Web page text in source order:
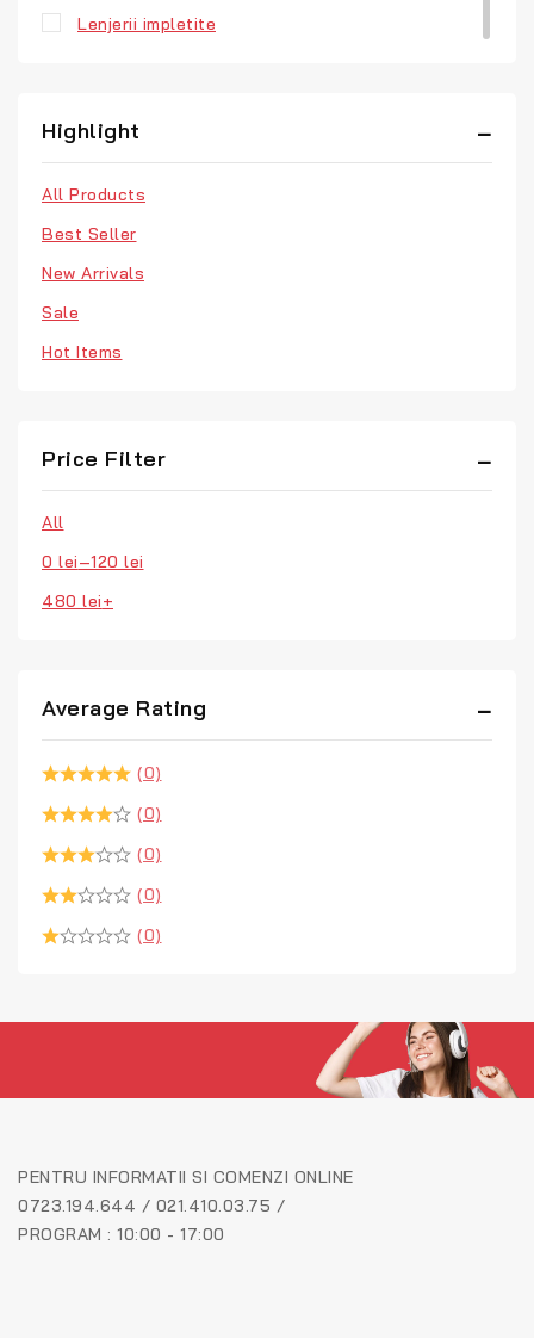
Lenjerii impletite
Highlight
All Products
Best Seller
New Arrivals
Sale
Hot Items
Price Filter
All
0 lei–120 lei
480 lei+
Average Rating
(0)
(0)
(0)
(0)
(0)
PENTRU INFORMATII SI COMENZI ONLINE
0723.194.644 / 021.410.03.75 /
PROGRAM : 10:00 - 17:00